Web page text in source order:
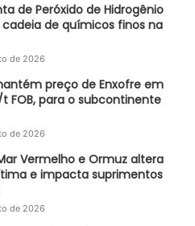
de Peróxido de Hidrogênio
de químicos finos na
de 2026
preço de Enxofre em
t FOB, para o subcontinente
de 2026
Vermelho e Ormuz altera
e impacta suprimentos
de 2026